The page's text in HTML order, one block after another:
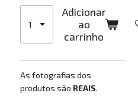
Adicionar
ao
carrinho
As fotografias dos
produtos são REAIS.